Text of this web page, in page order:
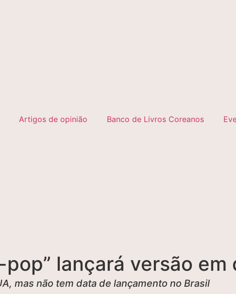
Artigos de opinião Banco de Livros Coreanos
pop” lançará versão
mas não tem data de lançamento no Brasil